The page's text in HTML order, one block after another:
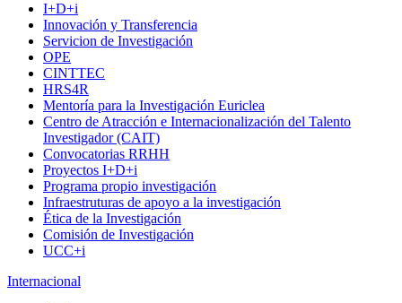
I+D+i
Innovación y Transferencia
Servicion de Investigación
OPE
CINTTEC
HRS4R
Mentoría para la Investigación Euriclea
Centro de Atracción e Internacionalización del Talento
Investigador (CAIT)
Convocatorias RRHH
Proyectos I+D+i
Programa propio investigación
Infraestruturas de apoyo a la investigación
Ética de la Investigación
Comisión de Investigación
UCC+i
Internacional